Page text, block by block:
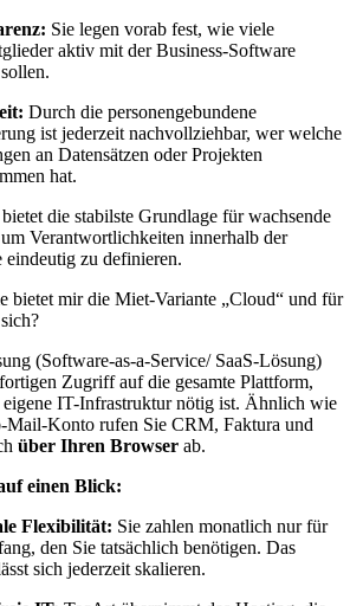
Sie legen vorab fest, wie viele
aktiv mit der Business-Software
Durch die personengebundene
ist jederzeit nachvollziehbar, wer welche
an Datensätzen oder Projekten
hat.
die stabilste Grundlage für wachsende
Verantwortlichkeiten innerhalb der
eindeutig zu definieren.
bietet mir die Miet-Variante „Cloud“ und für
(Software-as-a-Service/ SaaS-Lösung)
Zugriff auf die gesamte Plattform,
eigene IT-Infrastruktur nötig ist. Ähnlich wie
Mail-Konto rufen Sie CRM, Faktura und
über Ihren Browser ab.
einen Blick:
Flexibilität: Sie zahlen monatlich nur für
den Sie tatsächlich benötigen. Das
sich jederzeit skalieren.